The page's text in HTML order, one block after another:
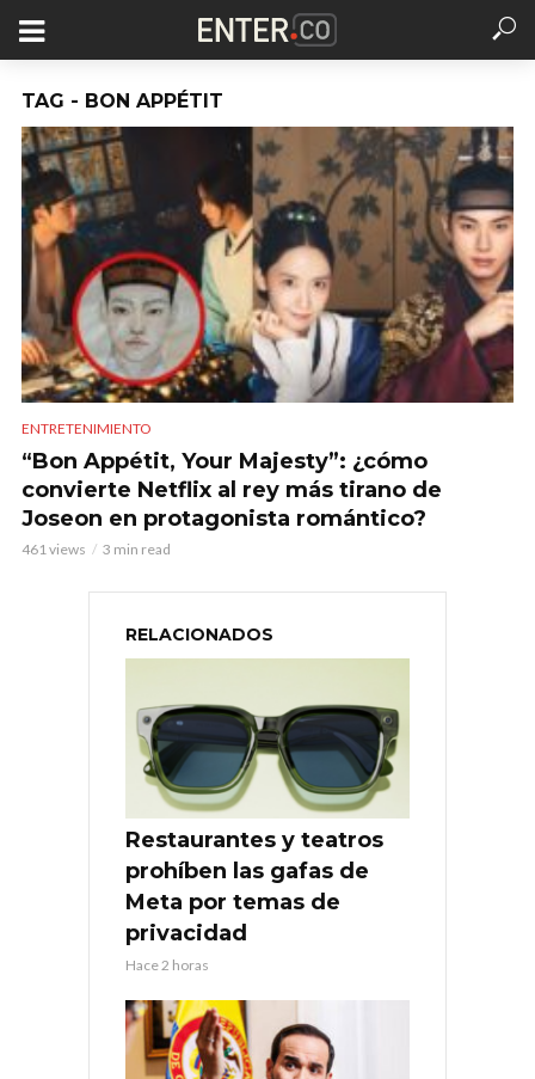
TAG - BON APPÉTIT
ENTRETENIMIENTO
“Bon Appétit, Your Majesty”: ¿cómo
convierte Netflix al rey más tirano de
Joseon en protagonista romántico?
461 views 3 min read
RELACIONADOS
Restaurantes y teatros
prohíben las gafas de
Meta por temas de
privacidad
Hace 2 horas